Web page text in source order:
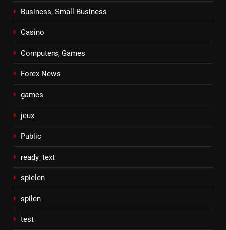
Business, Small Business
Casino
Computers, Games
Forex News
games
jeux
Public
ready_text
spielen
spilen
test